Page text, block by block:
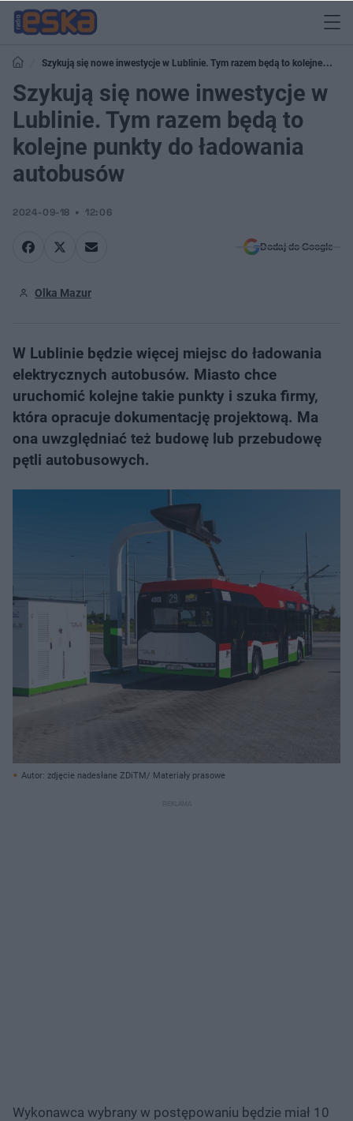
Szykują się nowe inwestycje w Lublinie. Tym razem będą to kolejne
punkty do ładowania autobusów
Szykują się nowe inwestycje w
Lublinie. Tym razem będą to
kolejne punkty do ładowania
autobusów
2024-09-18 12:06
Dodaj do Google
Olka Mazur
W Lublinie będzie więcej miejsc do ładowania
elektrycznych autobusów. Miasto chce
uruchomić kolejne takie punkty i szuka firmy,
która opracuje dokumentację projektową. Ma
ona uwzględniać też budowę lub przebudowę
pętli autobusowych.
Autor: zdjęcie nadesłane ZDiTM/ Materiały prasowe
Wykonawca wybrany w postępowaniu będzie miał 10